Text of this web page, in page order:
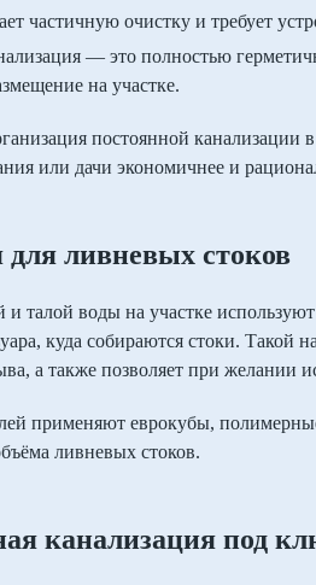
частичную очистку и требует
— это полностью
на участке.
постоянной канализации
или дачи экономичнее и
ливневых стоков
и талой воды на участке
куда собираются стоки.
а также позволяет при желании
применяют еврокубы,
ливневых стоков.
канализация под